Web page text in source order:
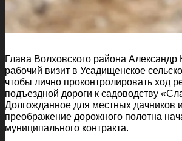
Глава Волховского района
рабочий визит в Усадищенское
чтобы лично проконтролировать ход
подъездной дороги к садоводству
Долгожданное для местных дачников
преображение дорожного полотна
муниципального контракта.